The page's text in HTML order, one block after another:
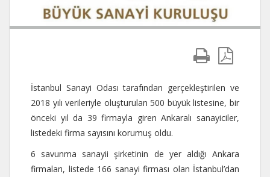
İstanbul Sanayi Odası tarafından gerçekleştirilen ve
2018 yılı verileriyle oluşturulan 500 büyük listesine, bir
önceki yıl da 39 firmayla giren Ankaralı sanayiciler,
listedeki firma sayısını korumuş oldu.
6 savunma sanayii şirketinin de yer aldığı Ankara
firmaları, listede 166 sanayi firması olan İstanbul’dan